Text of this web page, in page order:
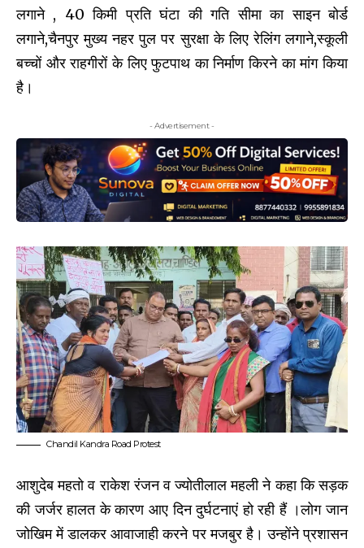
लगाने , 40 किमी प्रति घंटा की गति सीमा का साइन बोर्ड
लगाने,चैनपुर मुख्य नहर पुल पर सुरक्षा के लिए रेलिंग लगाने,स्कूली
बच्चों और राहगीरों के लिए फुटपाथ का निर्माण किरने का मांग किया
है।
- Advertisement -
Chandil Kandra Road Protest
आशुदेब महतो व राकेश रंजन व ज्योतीलाल महली ने कहा कि सड़क
की जर्जर हालत के कारण आए दिन दुर्घटनाएं हो रही हैं ।लोग जान
जोखिम में डालकर आवाजाही करने पर मजबुर है। उन्होंने प्रशासन